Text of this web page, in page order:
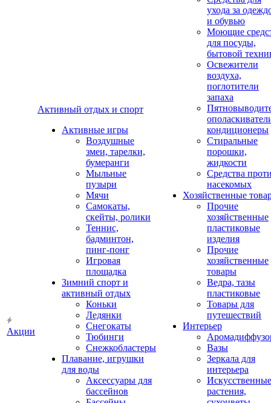
Акции
Активный отдых и спорт
Активные игры
Воздушные
змеи, тарелки,
бумеранги
Мыльные
пузыри
Мячи
Самокаты,
скейты, ролики
Теннис,
бадминтон,
пинг-понг
Игровая
площадка
Зимний спорт и
активный отдых
Коньки
Ледянки
Снегокаты
Тюбинги
Снежкобластеры
Плавание, игрушки
для воды
Аксессуары для
бассейнов
ухода за
и обувью
Моющие
для посуды,
бытовой
Освежители
воздуха,
поглотители
запаха
кондиционеры
Стиральные
порошки,
жидкости
Средства
насекомых
Хозяйственные
Прочие
хозяйственные
пластиковые
изделия
Прочие
хозяйственные
товары
Ведра, тазы
пластиковые
Товары для
путешествий
Интерьер
Вазы
Зеркала для
интерьера
Искусственные
растения,